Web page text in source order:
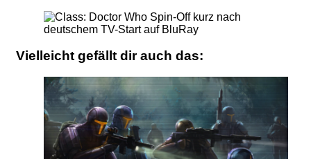
Vielleicht gefällt dir auch das: